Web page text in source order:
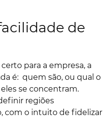
de
para a empresa, a
é: quem são, ou qual o
se concentram.
regiões
com o intuito de fidelizar